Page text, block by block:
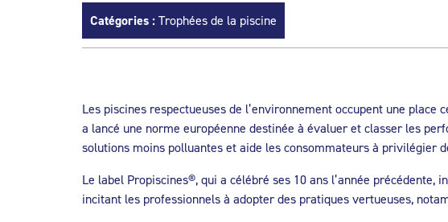
Catégories : Trophées de la piscine
Les piscines respectueuses de l’environnement occupent une
a lancé une norme européenne destinée à évaluer et classer les
solutions moins polluantes et aide les consommateurs à privilégier
Le label Propiscines®, qui a célébré ses 10 ans l’année
incitant les professionnels à adopter des pratiques vertueuses,